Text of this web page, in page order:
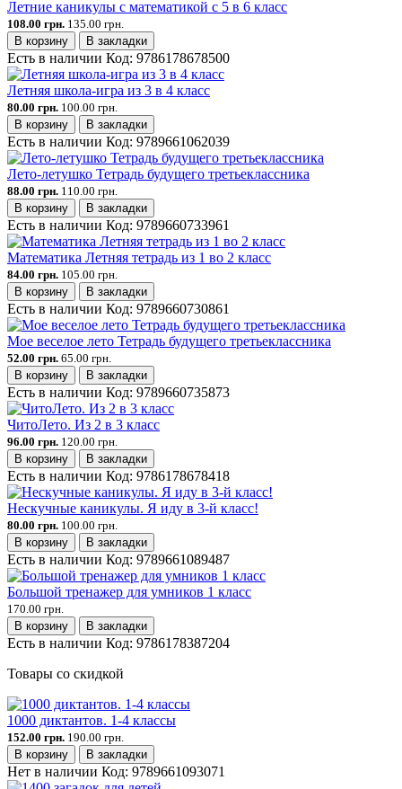
Летние каникулы с математикой с 5 в 6 класс
108.00 грн. 135.00 грн.
В корзину
В закладки
Есть в наличии Код: 9786178678500
Летняя школа-игра из 3 в 4 класс
80.00 грн. 100.00 грн.
В корзину
В закладки
Есть в наличии Код: 9789661062039
Лето-летушко Тетрадь будущего третьеклассника
88.00 грн. 110.00 грн.
В корзину
В закладки
Есть в наличии Код: 9789660733961
Математика Летняя тетрадь из 1 во 2 класс
84.00 грн. 105.00 грн.
В корзину
В закладки
Есть в наличии Код: 9789660730861
Мое веселое лето Тетрадь будущего третьеклассника
52.00 грн. 65.00 грн.
В корзину
В закладки
Есть в наличии Код: 9789660735873
ЧитоЛето. Из 2 в 3 класс
96.00 грн. 120.00 грн.
В корзину
В закладки
Есть в наличии Код: 9786178678418
Нескучные каникулы. Я иду в 3-й класс!
80.00 грн. 100.00 грн.
В корзину
В закладки
Есть в наличии Код: 9789661089487
Большой тренажер для умников 1 класс
170.00 грн.
В корзину
В закладки
Есть в наличии Код: 9786178387204
Товары со скидкой
1000 диктантов. 1-4 классы
152.00 грн. 190.00 грн.
В корзину
В закладки
Нет в наличии Код: 9789661093071